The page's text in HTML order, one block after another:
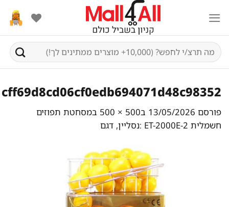
content
חיפוש
עבור:
cff69d8cd06cf0edb694071d48c98352
פורסם 13/05/2026 ב500 × 500 במסחטת תפוזים
חשמלית ET-2000E-2 :נסליין, דגם